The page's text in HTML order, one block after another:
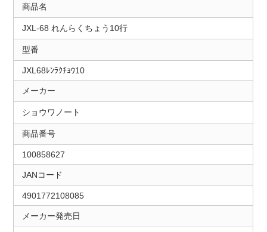
商品名
JXL-68 れんらくちょう10行
型番
JXL68ﾚﾝﾗｸﾁｮｳ10
メーカー
ショウワノート
商品番号
100858627
JANコード
4901772108085
メーカー発売日